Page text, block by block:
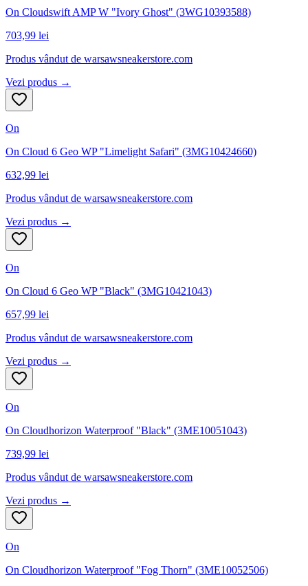
On Cloudswift AMP W "Ivory Ghost" (3WG10393588)
703,99 lei
Produs vândut de warsawsneakerstore.com
Vezi produs →
On
On Cloud 6 Geo WP "Limelight Safari" (3MG10424660)
632,99 lei
Produs vândut de warsawsneakerstore.com
Vezi produs →
On
On Cloud 6 Geo WP "Black" (3MG10421043)
657,99 lei
Produs vândut de warsawsneakerstore.com
Vezi produs →
On
On Cloudhorizon Waterproof "Black" (3ME10051043)
739,99 lei
Produs vândut de warsawsneakerstore.com
Vezi produs →
On
On Cloudhorizon Waterproof "Fog Thorn" (3ME10052506)